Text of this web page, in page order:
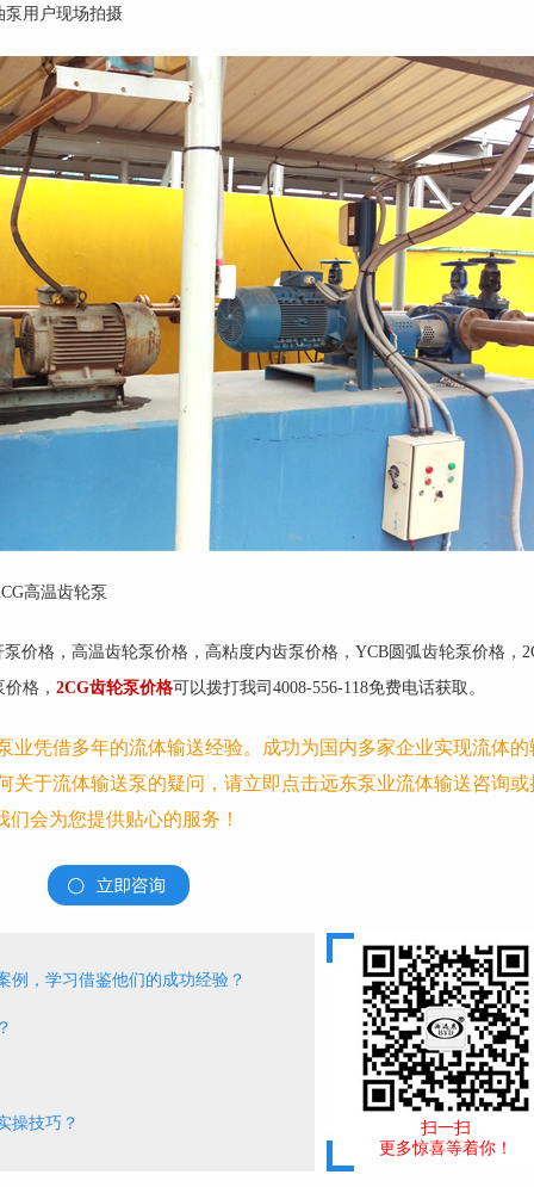
泵用户现场拍摄
高温齿轮泵
价格，高温齿轮泵价格，高粘度内齿泵价格，YCB圆弧齿轮泵价格，
格， 2CG齿轮泵价格可以拨打我司4008-556-118免费电话获取。
业凭借多年的流体输送经验。成功为国内多家企业实现流体的
关于流体输送泵的疑问，请立即点击远东泵业流体输送咨询或
们会为您提供贴心的服务！
例，学习借鉴他们的成功经验？
操技巧？
扫一扫
更多惊喜等着你！